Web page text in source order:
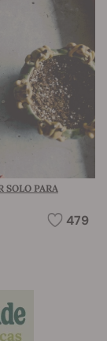
SOLO PARA
479